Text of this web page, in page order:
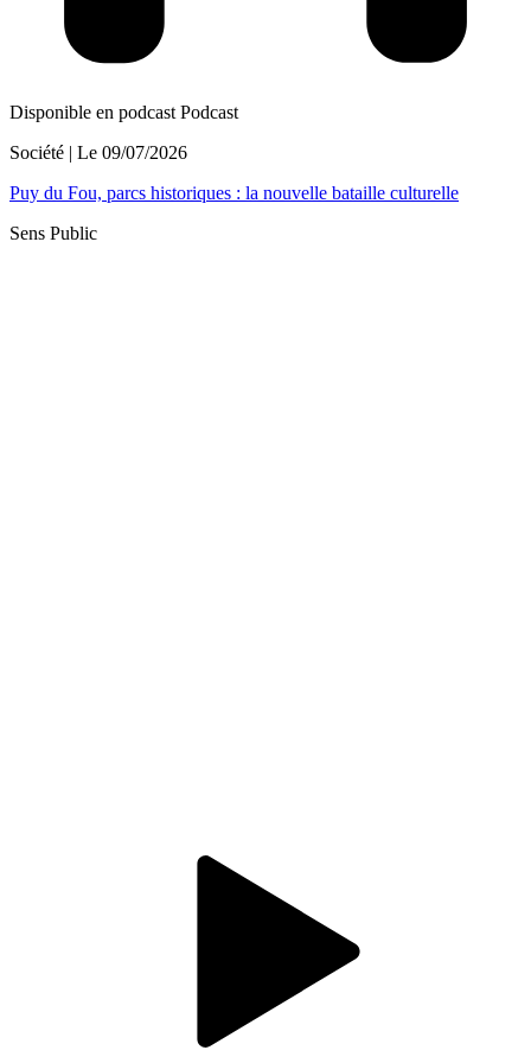
Disponible en podcast Podcast
Société | Le 09/07/2026
Puy du Fou, parcs historiques : la nouvelle bataille culturelle
Sens Public